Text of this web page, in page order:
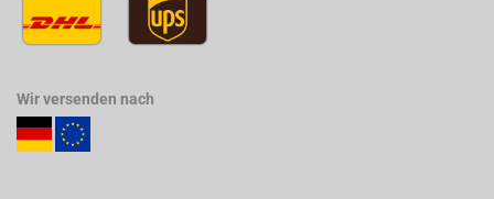
Wir versenden nach